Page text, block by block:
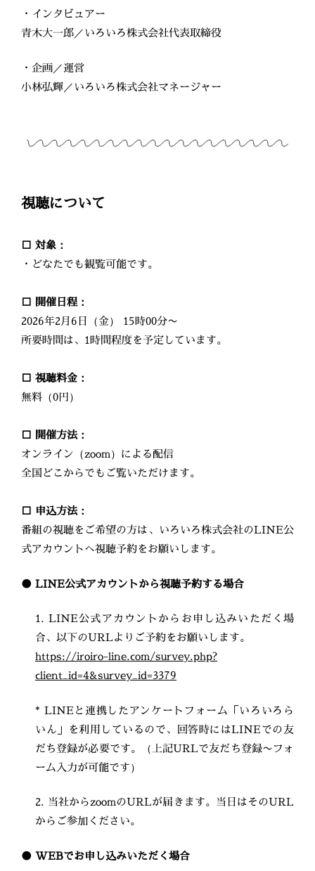
・インタビュアー
青木大一郎／いろいろ株式会社代表取締役
・企画／運営
小林弘輝／いろいろ株式会社マネージャー
視聴について
□ 対象：
・どなたでも観覧可能です。
□ 開催日程：
2026年2月6日（金） 15時00分〜
所要時間は、1時間程度を予定しています。
□ 視聴料金：
無料（0円）
□ 開催方法：
オンライン（zoom）による配信
全国どこからでもご覧いただけます。
□ 申込方法：
番組の視聴をご希望の方は、いろいろ株式会社のLINE公
式アカウントへ視聴予約をお願いします。
● LINE公式アカウントから視聴予約する場合
1. LINE公式アカウントからお申し込みいただく場
合、以下のURLよりご予約をお願いします。
https://iroiro-line.com/survey.php?
client_id=4&survey_id=3379
* LINEと連携したアンケートフォーム「いろいろら
いん」を利用しているので、回答時にはLINEでの友
だち登録が必要です。（上記URLで友だち登録〜フォ
ーム入力が可能です）
2. 当社からzoomのURLが届きます。当日はそのURL
からご参加ください。
● WEBでお申し込みいただく場合